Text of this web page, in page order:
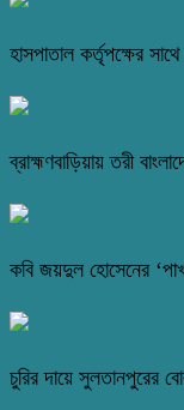
হাসপাতাল কর্তৃপক্ষের
ব্রাহ্মণবাড়িয়ায় তরী
কবি জয়দুল হোসেনের
চুরির দায়ে সুলতানপুরের